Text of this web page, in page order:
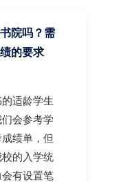
院吗？需
的要求
适龄学生
会参考学
绩单，但
的入学统
有设置笔